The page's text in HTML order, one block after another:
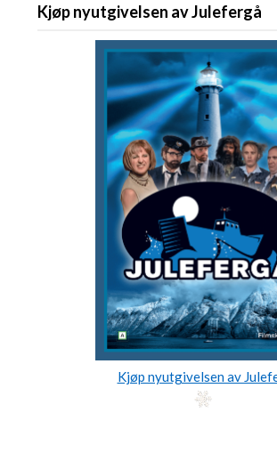
Kjøp nyutgivelsen av Julefergå
Kjøp nyutgivelsen av